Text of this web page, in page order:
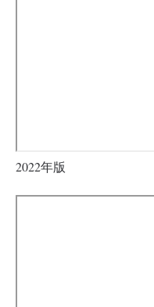
2022年版